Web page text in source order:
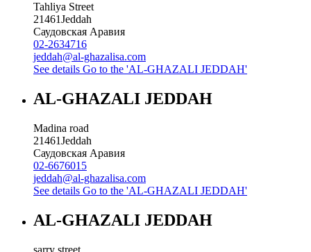
Tahliya Street
21461Jeddah
Саудовская Аравия
02-2634716
jeddah@al-ghazalisa.com
See details Go to the 'AL-GHAZALI JEDDAH'
AL-GHAZALI JEDDAH
Madina road
21461Jeddah
Саудовская Аравия
02-6676015
jeddah@al-ghazalisa.com
See details Go to the 'AL-GHAZALI JEDDAH'
AL-GHAZALI JEDDAH
sarry street